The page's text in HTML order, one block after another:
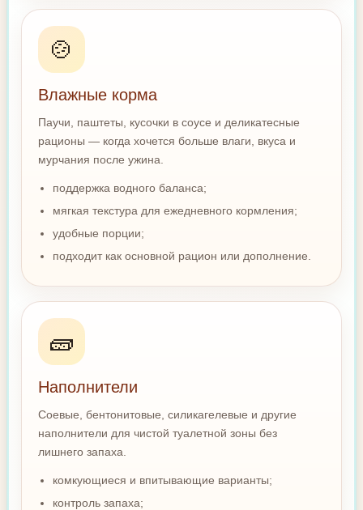
🍲
Влажные корма
Паучи, паштеты, кусочки в соусе и деликатесные
рационы — когда хочется больше влаги, вкуса и
мурчания после ужина.
поддержка водного баланса;
мягкая текстура для ежедневного кормления;
удобные порции;
подходит как основной рацион или дополнение.
🧱
Наполнители
Соевые, бентонитовые, силикагелевые и другие
наполнители для чистой туалетной зоны без
лишнего запаха.
комкующиеся и впитывающие варианты;
контроль запаха;